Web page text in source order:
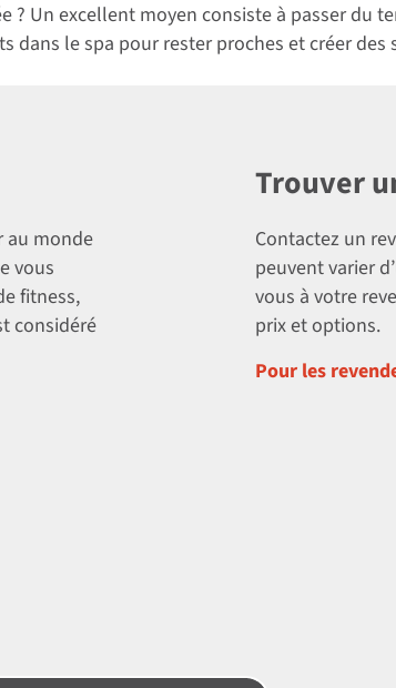
Un excellent moyen consiste à passer du
le spa pour rester proches et créer des
au monde
vous
fitness,
considéré
Trouver
Contactez un
peuvent varier
vous à votre
prix et options.
Pour les